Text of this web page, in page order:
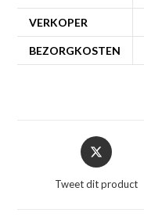
VERKOPER
BEZORGKOSTEN
Opent
in
nieuw
Tweet dit product